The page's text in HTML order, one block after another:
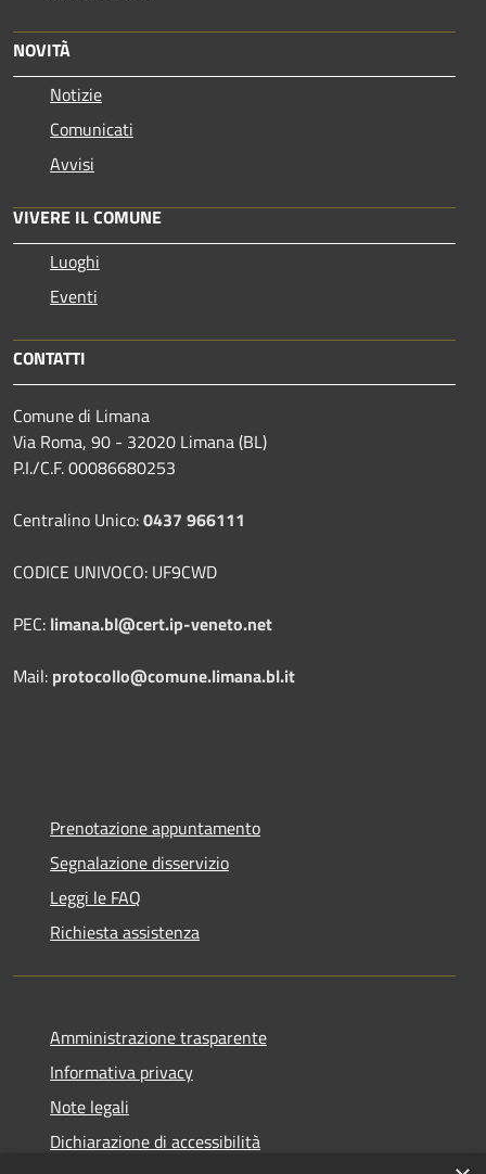
NOVITÀ
Notizie
Comunicati
Avvisi
VIVERE IL COMUNE
Luoghi
Eventi
CONTATTI
Comune di Limana
Via Roma, 90 - 32020 Limana (BL)
P.I./C.F. 00086680253
Centralino Unico:0437 966111
CODICE UNIVOCO: UF9CWD
PEC: limana.bl@cert.ip-veneto.net
Mail: protocollo@comune.limana.bl.it
Prenotazione appuntamento
Segnalazione disservizio
Leggi le FAQ
Richiesta assistenza
Amministrazione trasparente
Informativa privacy
Note legali
Dichiarazione di accessibilità